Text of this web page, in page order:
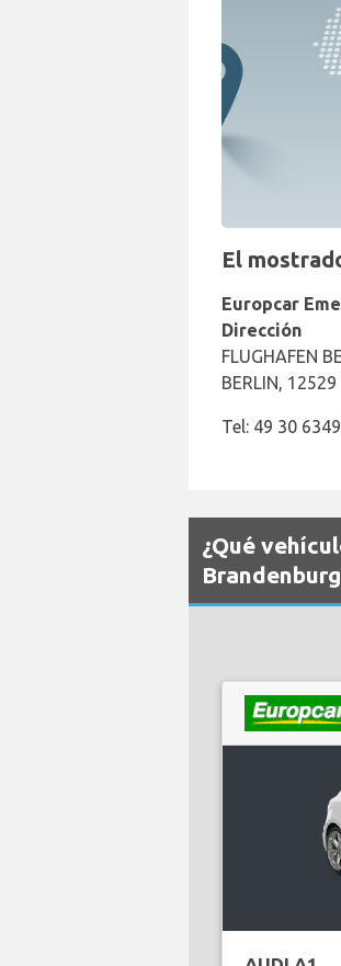
El
Europcar
Dirección
FLUGHAFEN
BERLIN, 12529
Tel: 49 30
¿Qué